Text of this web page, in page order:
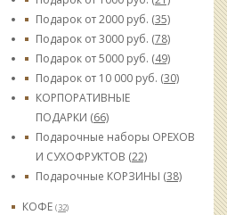
Подарок от 2000 руб. (35)
Подарок от 3000 руб. (78)
Подарок от 5000 руб. (49)
Подарок от 10 000 руб. (30)
КОРПОРАТИВНЫЕ
ПОДАРКИ (66)
Подарочные наборы ОРЕХОВ
И СУХОФРУКТОВ (22)
Подарочные КОРЗИНЫ (38)
КОФЕ (32)